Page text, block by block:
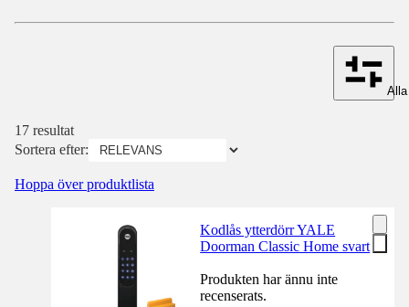
17 resultat
Sortera efter:
Hoppa över produktlista
Kodlås ytterdörr YALE
Doorman Classic Home svart
Produkten har ännu inte
recenserats.